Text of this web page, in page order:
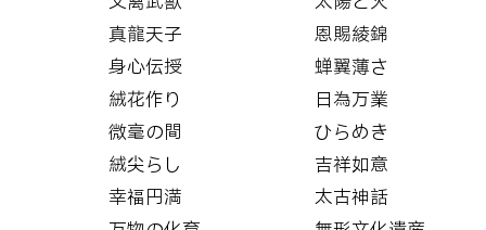
真龍天子
恩賜綾錦
身心伝授
蝉翼薄さ
絨花作り
日為万業
微毫の間
ひらめき
絨尖らし
吉祥如意
幸福円満
太古神話